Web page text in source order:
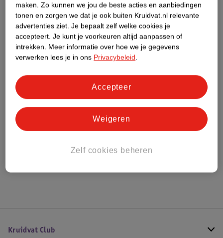
Nature Impact Score
Dit product heeft (nog) geen Nature
Impact Score.
Meer informatie
Bestel & Bezorginformatie
Bekijk ook
Kruidvat Club
maken. Zo kunnen we jou de beste acties en aanbiedingen
tonen en zorgen we dat je ook buiten Kruidvat.nl relevante
advertenties ziet. Je bepaalt zelf welke cookies je
accepteert. Je kunt je voorkeuren altijd aanpassen of
intrekken. Meer informatie over hoe we je gegevens
verwerken lees je in ons Privacybeleid.
Zelf cookies beheren
Weigeren
Accepteer